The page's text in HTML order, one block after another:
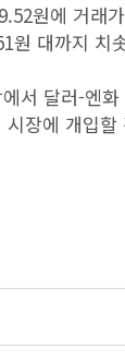
원에 거래
원 대까지 치
서 달러-엔
장에 개입